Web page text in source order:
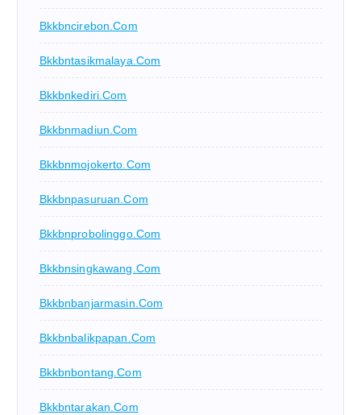
Bkkbncirebon.com
Bkkbntasikmalaya.com
Bkkbnkediri.com
Bkkbnmadiun.com
Bkkbnmojokerto.com
Bkkbnpasuruan.com
Bkkbnprobolinggo.com
Bkkbnsingkawang.com
Bkkbnbanjarmasin.com
Bkkbnbalikpapan.com
Bkkbnbontang.com
Bkkbntarakan.com